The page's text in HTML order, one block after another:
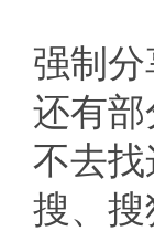
强制
还有
不去
搜、